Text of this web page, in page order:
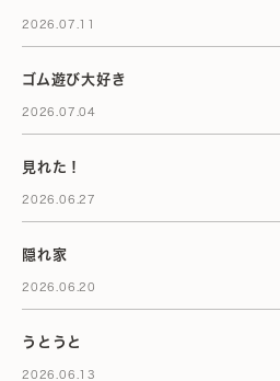
2026.07.11
ゴム遊び大好き
2026.07.04
見れた！
2026.06.27
隠れ家
2026.06.20
うとうと
2026.06.13